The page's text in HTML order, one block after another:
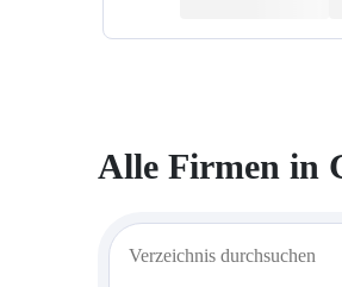
Alle Firmen in